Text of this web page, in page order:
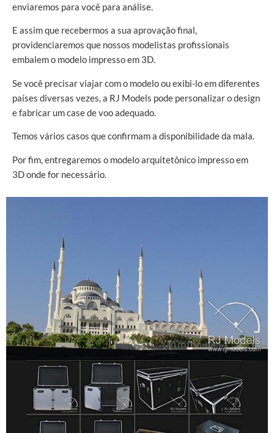
enviaremos para você para análise.
E assim que recebermos a sua aprovação final,
providenciaremos que nossos modelistas profissionais
embalem o modelo impresso em 3D.
Se você precisar viajar com o modelo ou exibi-lo em diferentes
países diversas vezes, a RJ Models pode personalizar o design
e fabricar um case de voo adequado.
Temos vários casos que confirmam a disponibilidade da mala.
Por fim, entregaremos o modelo arquitetônico impresso em
3D onde for necessário.